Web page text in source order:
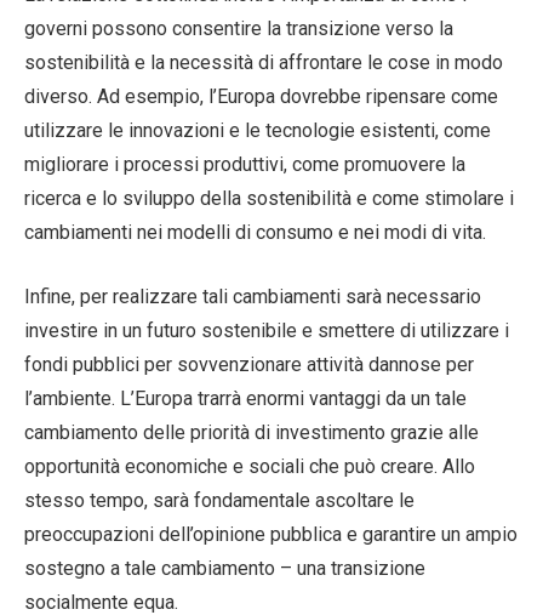
governi possono consentire la transizione verso la
sostenibilità e la necessità di affrontare le cose in modo
diverso. Ad esempio, l’Europa dovrebbe ripensare come
utilizzare le innovazioni e le tecnologie esistenti, come
migliorare i processi produttivi, come promuovere la
ricerca e lo sviluppo della sostenibilità e come stimolare i
cambiamenti nei modelli di consumo e nei modi di vita.
Infine, per realizzare tali cambiamenti sarà necessario
investire in un futuro sostenibile e smettere di utilizzare i
fondi pubblici per sovvenzionare attività dannose per
l’ambiente. L’Europa trarrà enormi vantaggi da un tale
cambiamento delle priorità di investimento grazie alle
opportunità economiche e sociali che può creare. Allo
stesso tempo, sarà fondamentale ascoltare le
preoccupazioni dell’opinione pubblica e garantire un ampio
sostegno a tale cambiamento – una transizione
socialmente equa.